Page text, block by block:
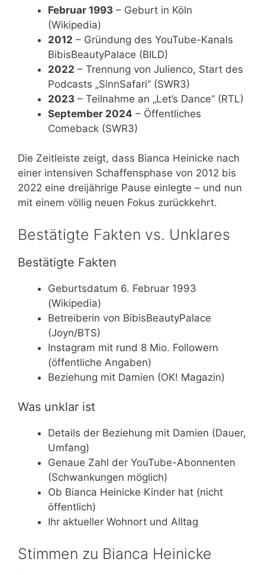
Februar 1993 – Geburt in Köln
(Wikipedia)
2012 – Gründung des YouTube-Kanals
BibisBeautyPalace (BILD)
2022 – Trennung von Julienco, Start des
Podcasts „SinnSafari“ (SWR3)
2023 – Teilnahme an „Let’s Dance“ (RTL)
September 2024 – Öffentliches
Comeback (SWR3)
Die Zeitleiste zeigt, dass Bianca Heinicke nach
einer intensiven Schaffensphase von 2012 bis
2022 eine dreijährige Pause einlegte – und nun
mit einem völlig neuen Fokus zurückkehrt.
Bestätigte Fakten vs. Unklares
Bestätigte Fakten
Geburtsdatum 6. Februar 1993
(Wikipedia)
Betreiberin von BibisBeautyPalace
(Joyn/BTS)
Instagram mit rund 8 Mio. Followern
(öffentliche Angaben)
Beziehung mit Damien (OK! Magazin)
Was unklar ist
Details der Beziehung mit Damien (Dauer,
Umfang)
Genaue Zahl der YouTube-Abonnenten
(Schwankungen möglich)
Ob Bianca Heinicke Kinder hat (nicht
öffentlich)
Ihr aktueller Wohnort und Alltag
Stimmen zu Bianca Heinicke